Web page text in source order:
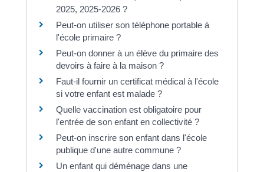
2025, 2025-2026 ?
Peut-on utiliser son téléphone portable à
l'école primaire ?
Peut-on donner à un élève du primaire des
devoirs à faire à la maison ?
Faut-il fournir un certificat médical à l'école
si votre enfant est malade ?
Quelle vaccination est obligatoire pour
l'entrée de son enfant en collectivité ?
Peut-on inscrire son enfant dans l'école
publique d'une autre commune ?
Un enfant qui déménage dans une